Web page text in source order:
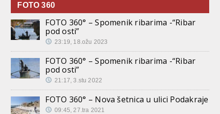
FOTO 360
FOTO 360° – Spomenik ribarima -“Ribar
pod osti”
23:19, 18.ožu 2023
FOTO 360° – Spomenik ribarima -“Ribar
pod osti”
21:17, 3.stu 2022
FOTO 360° – Nova šetnica u ulici Podakraje
09:45, 27.tra 2021